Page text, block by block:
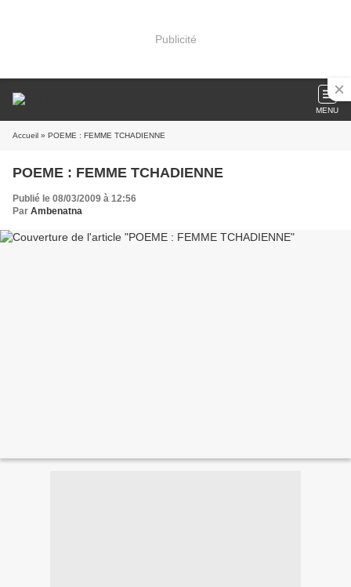
Publicité
MENU
Accueil » POEME : FEMME TCHADIENNE
POEME : FEMME TCHADIENNE
Publié le 08/03/2009 à 12:56
Par Ambenatna